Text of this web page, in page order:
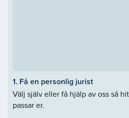
1. Få en personlig jurist
Välj själv eller få hjälp av oss så
passar er.